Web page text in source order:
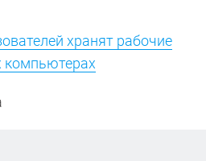
хранят рабочие
компьютерах